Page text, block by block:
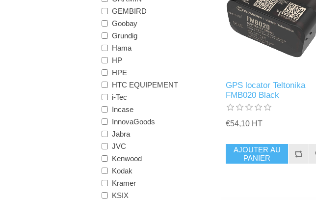
GEMBIRD
Goobay
Grundig
Hama
HP
HPE
HTC EQUIPEMENT
i-Tec
Incase
InnovaGoods
Jabra
JVC
Kenwood
Kodak
Kramer
KSIX
GPS locator Teltonika
FMB020 Black
€54,10 HT
AJOUTER AU
PANIER